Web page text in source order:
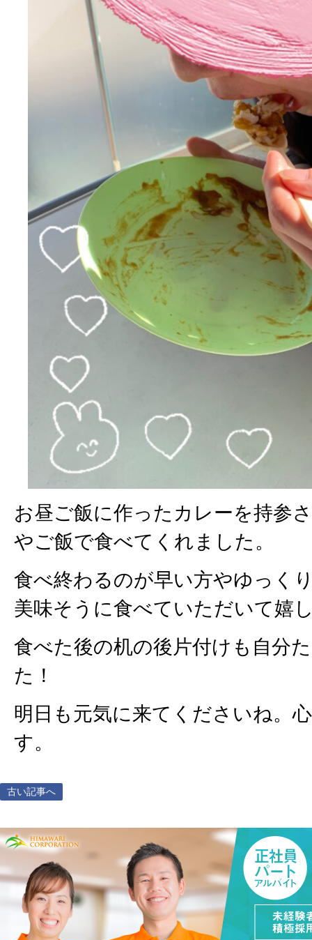
お昼ご飯に作ったカレーを持参
やご飯で食べてくれました。
食べ終わるのが早い方やゆっく
美味そうに食べていただいて嬉
食べた後の机の後片付けも自分
た！
明日も元気に来てくださいね。
す。
古い記事へ